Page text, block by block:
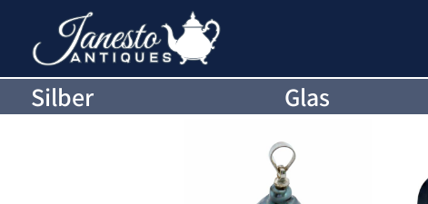
Silber Glas